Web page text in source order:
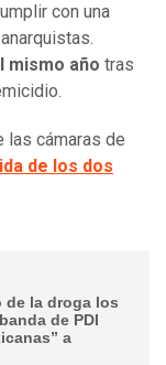
con una
mismo año tras
las cámaras de
de los dos
de la droga los
de PDI
a